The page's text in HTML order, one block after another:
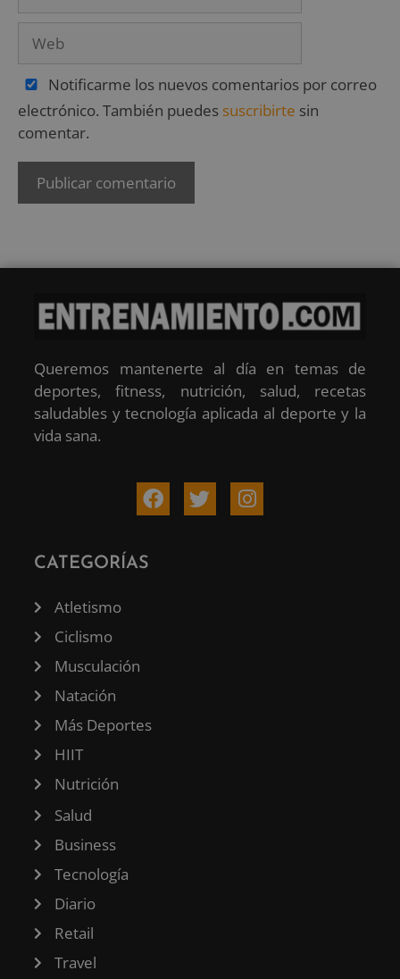
Notificarme los nuevos comentarios por correo
electrónico. También puedes suscribirte sin
comentar.
Queremos mantenerte al día en temas de
deportes, fitness, nutrición, salud, recetas
saludables y tecnología aplicada al deporte y la
vida sana.
CATEGORÍAS
Atletismo
Ciclismo
Musculación
Natación
Más Deportes
HIIT
Nutrición
Salud
Business
Tecnología
Diario
Retail
Travel